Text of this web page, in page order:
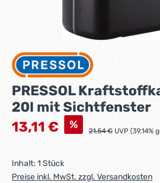
PRESSOL
20l mit Sichtfenster
Verkaufspreis:
13,11 € % Regulärer Preis:
21,54 € UVP (39.14%
Inhalt: 1 Stück
Preise inkl. MwSt. zzgl. Versandkosten